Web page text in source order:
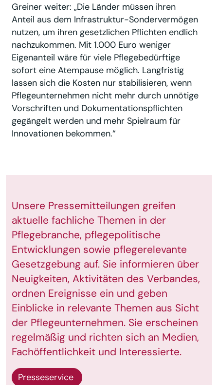
Greiner weiter: „Die Länder müssen ihren
Anteil aus dem Infrastruktur-Sondervermögen
nutzen, um ihren gesetzlichen Pflichten endlich
nachzukommen. Mit 1.000 Euro weniger
Eigenanteil wäre für viele Pflegebedürftige
sofort eine Atempause möglich. Langfristig
lassen sich die Kosten nur stabilisieren, wenn
Pflegeunternehmen nicht mehr durch unnötige
Vorschriften und Dokumentationspflichten
gegängelt werden und mehr Spielraum für
Innovationen bekommen.“
Unsere Pressemitteilungen greifen
aktuelle fachliche Themen in der
Pflegebranche, pflegepolitische
Entwicklungen sowie pflegerelevante
Gesetzgebung auf. Sie informieren über
Neuigkeiten, Aktivitäten des Verbandes,
ordnen Ereignisse ein und geben
Einblicke in relevante Themen aus Sicht
der Pflegeunternehmen. Sie erscheinen
regelmäßig und richten sich an Medien,
Fachöffentlichkeit und Interessierte.
Presseservice